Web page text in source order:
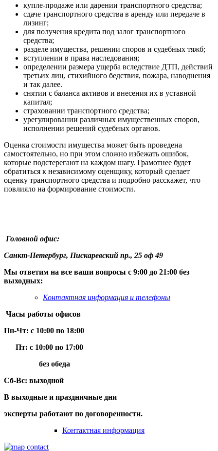
купле-продаже или дарении транспортного средства;
сдаче транспортного средства в аренду или передаче в
лизинг;
для получения кредита под залог транспортного
средства;
разделе имущества, решении споров и судебных тяжб;
вступлении в права наследования;
определении размера ущерба вследствие ДТП, действий
третьих лиц, стихийного бедствия, пожара, наводнения
и так далее.
снятии с баланса активов и внесения их в уставной
капитал;
страховании транспортного средства;
урегулировании различных имущественных споров,
исполнении решений судебных органов.
Оценка стоимости имущества может быть проведена
самостоятельно, но при этом сложно избежать ошибок,
которые подстерегают на каждом шагу. Грамотнее будет
обратиться к независимому оценщику, который сделает
оценку транспортного средства и подробно расскажет, что
повлияло на формирование стоимости.
Головной офис:
Санкт-Петербург, Пискаревский пр., 25 оф 49
Мы ответим на все ваши вопросы с 9:00 до 21:00 без
выходных:
Контактная информация и телефоны
Часы работы офисов
Пн-Чт: с 10:00 по 18:00
Пт: с 10:00 по 17:00
без обеда
Сб-Вс: выходной
В выходные и праздничные дни
эксперты работают по договоренности.
Контактная информация